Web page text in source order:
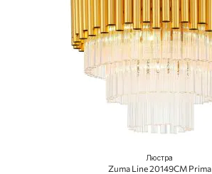
Люстра
Zuma Line 20149CM Prima